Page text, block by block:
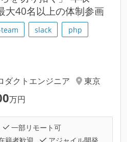
大40名以上の体制参画
slack
php
ダクトエンジニア
東京
万円
一部リモート可